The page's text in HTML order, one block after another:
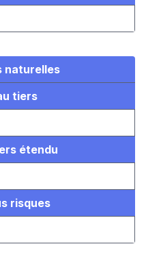
naturelles
tiers
étendu
risques